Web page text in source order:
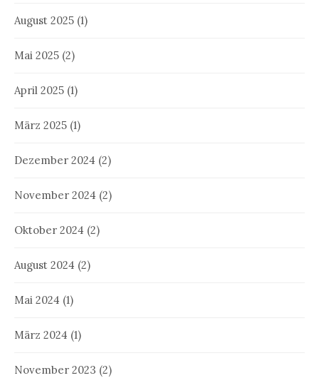
August 2025 (1)
Mai 2025 (2)
April 2025 (1)
März 2025 (1)
Dezember 2024 (2)
November 2024 (2)
Oktober 2024 (2)
August 2024 (2)
Mai 2024 (1)
März 2024 (1)
November 2023 (2)